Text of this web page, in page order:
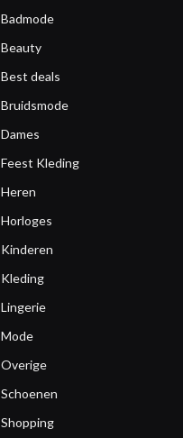
Badmode
Beauty
Best deals
Bruidsmode
Dames
Feest Kleding
Heren
Horloges
Kinderen
Kleding
Lingerie
Mode
Overige
Schoenen
Shopping